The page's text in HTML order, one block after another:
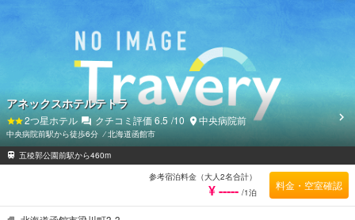
アネックスホテルテトラ
2つ星ホテル クチコミ評価6.5 /10 中央病院前
中央病院前駅から徒歩6分 ⁄北海道函館市
五稜郭公園前駅から460m
参考宿泊料金（大人2名合計）
¥ ----- /1泊
料金・空室確認